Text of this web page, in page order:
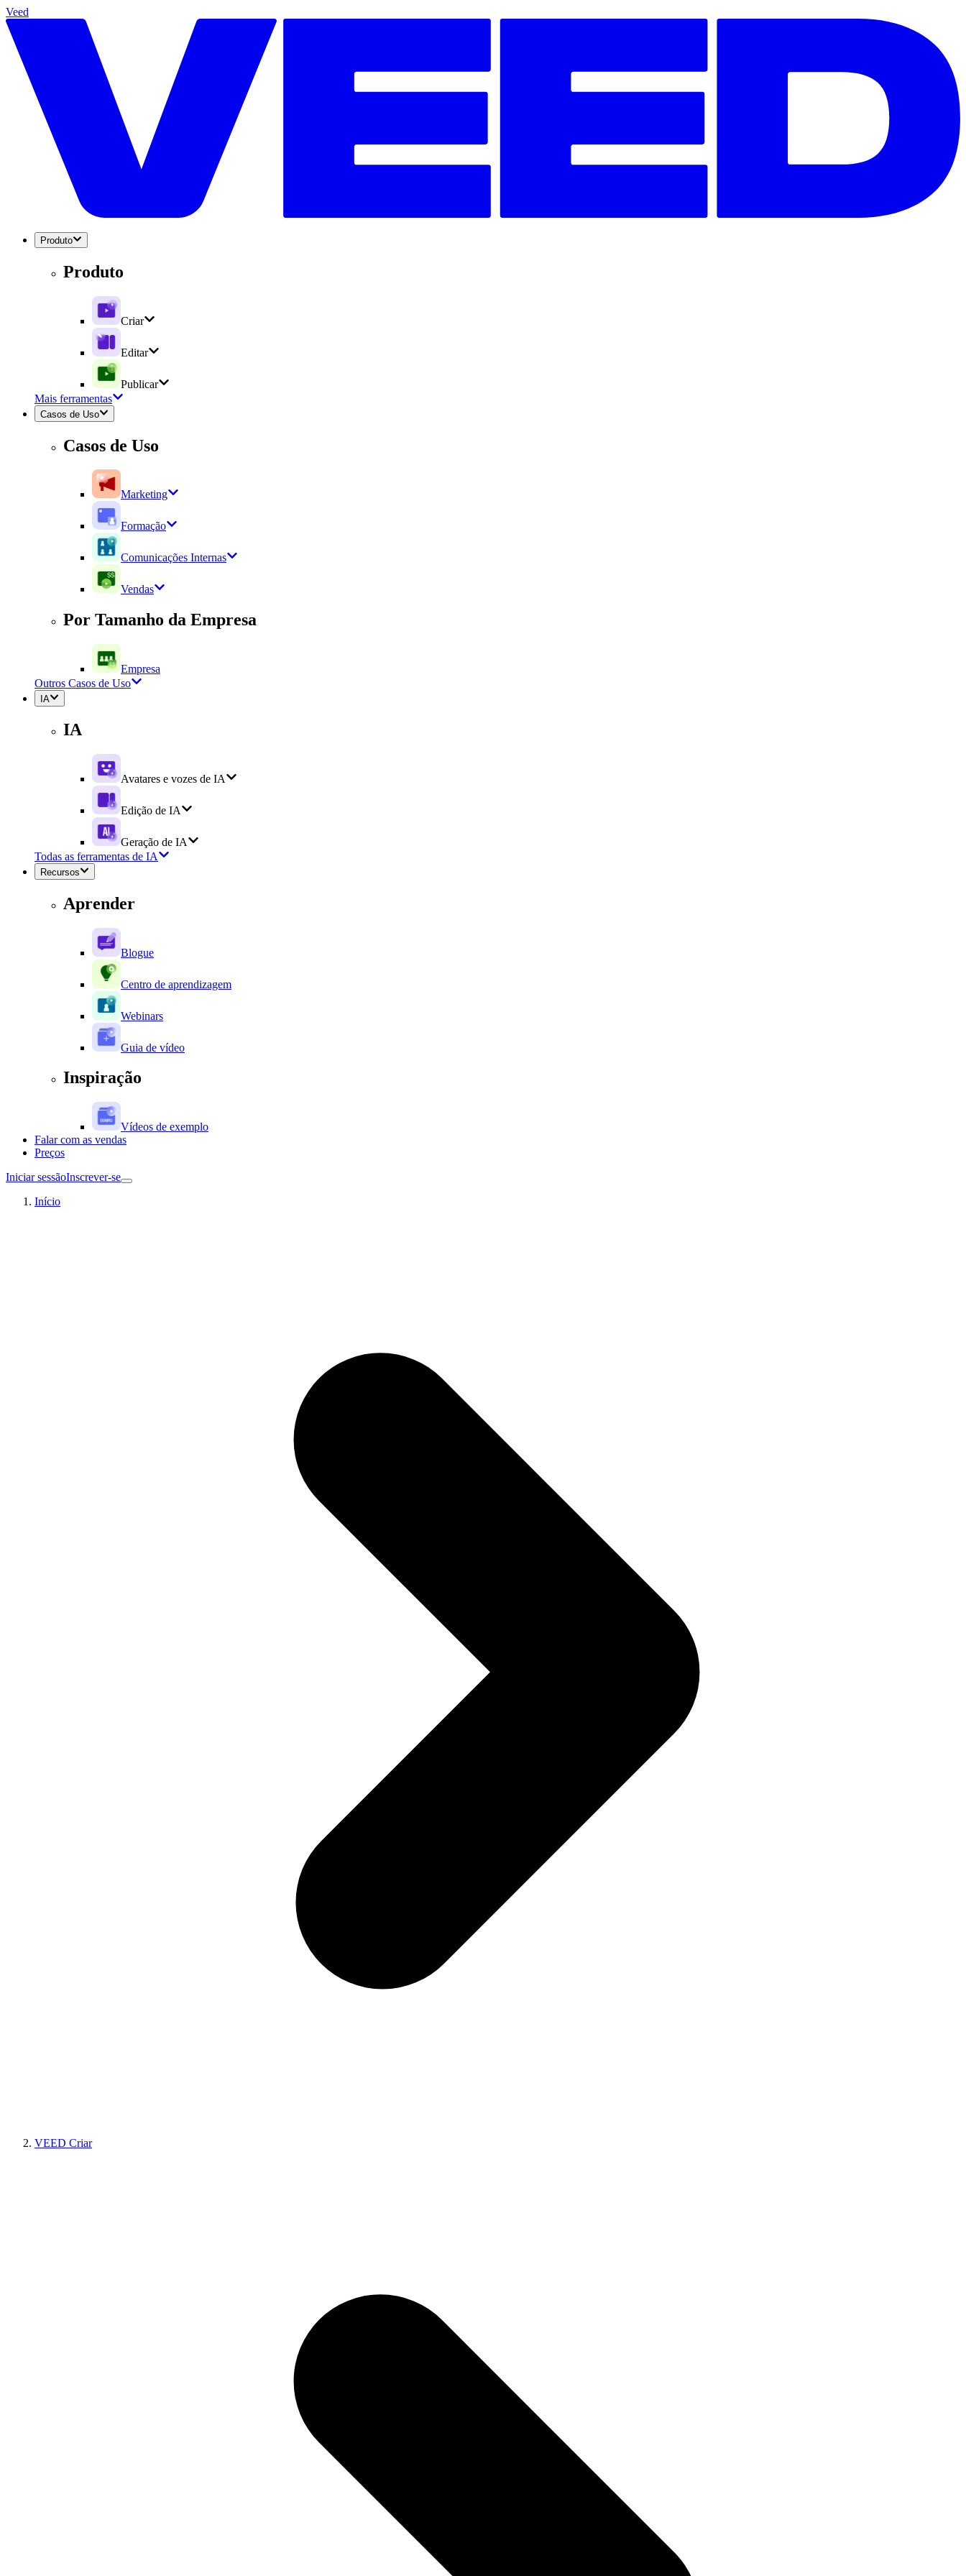
Veed
Produto
Produto
Criar
Editar
Publicar
Mais ferramentas
Casos de Uso
Casos de Uso
Marketing
Formação
Comunicações Internas
Vendas
Por Tamanho da Empresa
Empresa
Outros Casos de Uso
IA
IA
Avatares e vozes de IA
Edição de IA
Geração de IA
Todas as ferramentas de IA
Recursos
Aprender
Blogue
Centro de aprendizagem
Webinars
Guia de vídeo
Inspiração
Vídeos de exemplo
Falar com as vendas
Preços
Iniciar sessãoInscrever-se
Início
VEED Criar